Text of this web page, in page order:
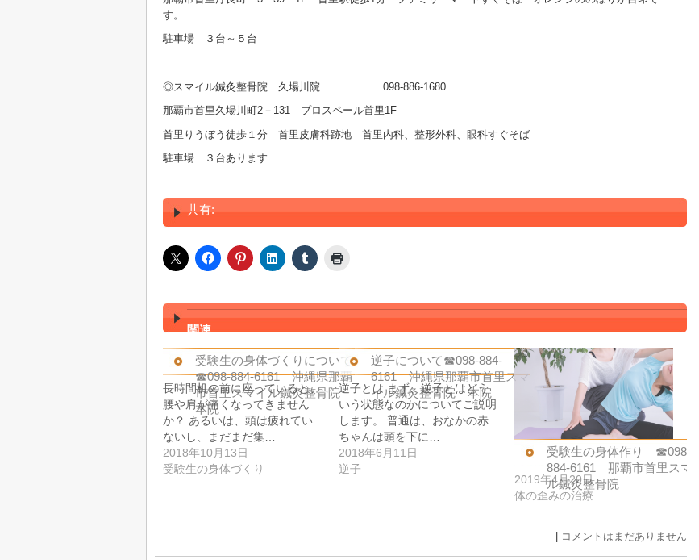
す。
駐車場 ３台～５台
◎スマイル鍼灸整骨院 久場川院 098-886-1680
那覇市首里久場川町2－131 プロスペール首里1F
首里りうぼう徒歩１分 首里皮膚科跡地 首里内科、整形外科、眼科すぐそば
駐車場 ３台あります
共有:
関連
受験生の身体づくりについて
☎098-884-6161 沖縄県那覇
市首里スマイル鍼灸整骨院
本院
長時間机の前に座っていると、
腰や肩が痛くなってきません
か？ あるいは、頭は疲れてい
ないし、まだまだ集…
2018年10月13日
受験生の身体づくり
逆子について☎098-884-
6161 沖縄県那覇市首里スマ
イル鍼灸整骨院 本院
逆子とは まず、逆子とはどう
いう状態なのかについてご説明
します。 普通は、おなかの赤
ちゃんは頭を下に…
2018年6月11日
逆子
受験生の身体作り ☎098-
884-6161 那覇市首里スマイ
ル鍼灸整骨院
2019年4月20日
体の歪みの治療
コメントはまだありません